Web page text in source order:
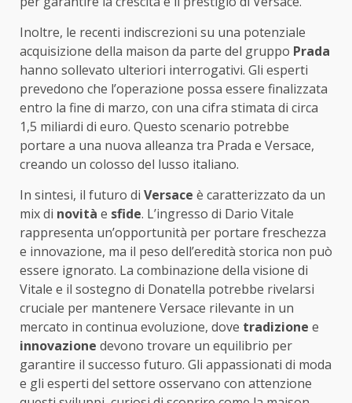
Inoltre, le recenti indiscrezioni su una potenziale
acquisizione della maison da parte del gruppo Prada
hanno sollevato ulteriori interrogativi. Gli esperti
prevedono che l’operazione possa essere finalizzata
entro la fine di marzo, con una cifra stimata di circa
1,5 miliardi di euro. Questo scenario potrebbe
portare a una nuova alleanza tra Prada e Versace,
creando un colosso del lusso italiano.
In sintesi, il futuro di Versace è caratterizzato da un
mix di novità e sfide. L’ingresso di Dario Vitale
rappresenta un’opportunità per portare freschezza
e innovazione, ma il peso dell’eredità storica non può
essere ignorato. La combinazione della visione di
Vitale e il sostegno di Donatella potrebbe rivelarsi
cruciale per mantenere Versace rilevante in un
mercato in continua evoluzione, dove tradizione e
innovazione devono trovare un equilibrio per
garantire il successo futuro. Gli appassionati di moda
e gli esperti del settore osservano con attenzione